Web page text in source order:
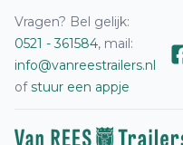
Vragen? Bel gelijk:
0521 - 361584, mail:
info@vanreestrailers.nl
ofstuur een appje